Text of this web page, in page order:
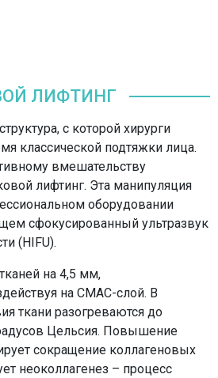
ЛИФТИНГ
с которой хирурги
классической подтяжки лица.
вмешательству
лифтинг. Эта манипуляция
оборудовании
сфокусированный ультразвук
(HIFU).
на 4,5 мм,
на СМАС-слой. В
ткани разогреваются до
Цельсия. Повышение
сокращение коллагеновых
неоколлагенез – процесс